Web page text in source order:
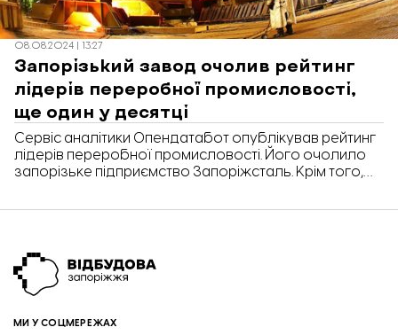
08.08.2024 | 13:27
Запорізький завод очолив рейтинг
лідерів переробної промисловості,
ще один у десятці
Сервіс аналітики Опендатабот опублікував рейтинг
лідерів переробної промисловості. Його очолило
запорізьке підприємство Запоріжсталь. Крім того,
рейтингу, отримавши 9 місце.
МИ У СОЦМЕРЕЖАХ